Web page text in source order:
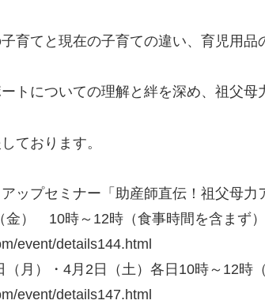
育てと現在の子育ての違い、育児用
トについての理解と絆を深め、祖父母
ております。
ップセミナー「助産師直伝！祖父母力
金） 10時～12時（食事時間を含まず
event/details144.html
月）・4月2日（土）各日10時～12時
event/details147.html